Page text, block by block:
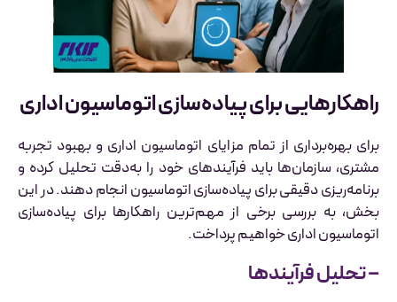
راهکارهایی برای پیاده‌سازی اتوماسیون اداری
برای بهره‌برداری از تمام مزایای اتوماسیون اداری و بهبود تجربه
مشتری، سازمان‌ها باید فرآیندهای خود را به‌دقت تحلیل کرده و
برنامه‌ریزی دقیقی برای پیاده‌سازی اتوماسیون انجام دهند. در این
بخش، به بررسی برخی از مهم‌ترین راهکارها برای پیاده‌سازی
اتوماسیون اداری خواهیم پرداخت.
– تحلیل فرآیندها